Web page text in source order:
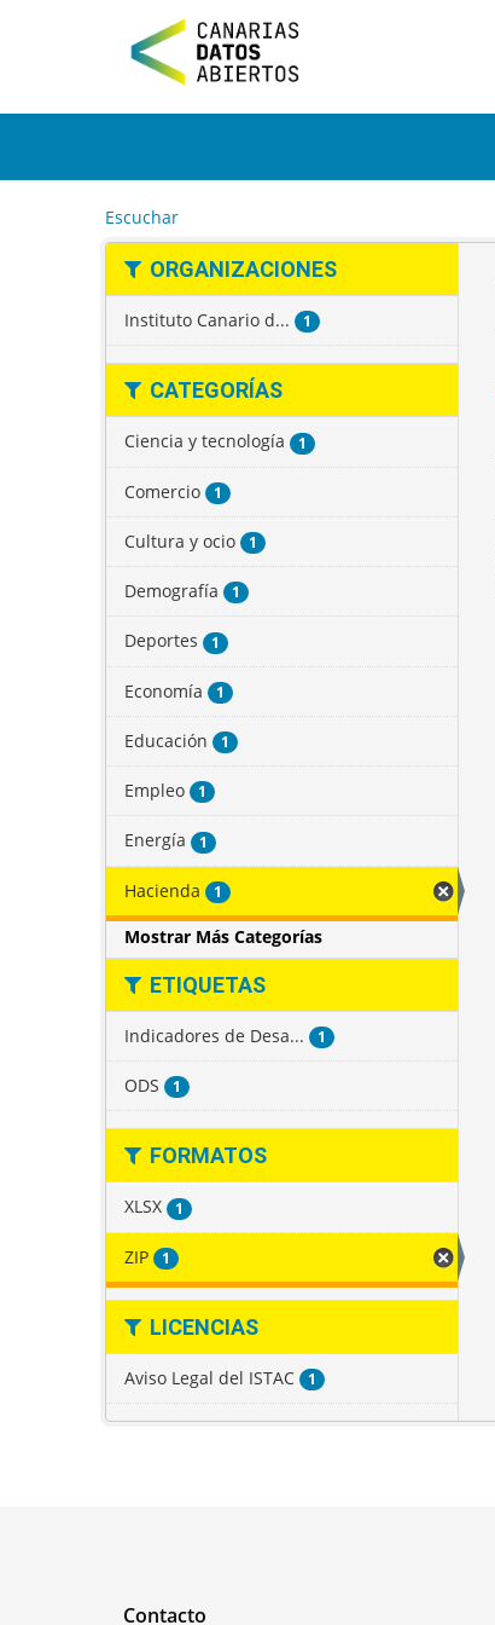
t
Escuchar
ORGANIZACIONES
Instituto Canario d... 1
CATEGORÍAS
Ciencia y tecnología 1
Comercio 1
Cultura y ocio 1
Demografía 1
Deportes 1
Economía 1
Educación 1
Empleo 1
Energía 1
Hacienda 1
Mostrar Más Categorías
ETIQUETAS
Indicadores de Desa... 1
ODS 1
FORMATOS
XLSX 1
ZIP 1
LICENCIAS
Aviso Legal del ISTAC 1
Contacto